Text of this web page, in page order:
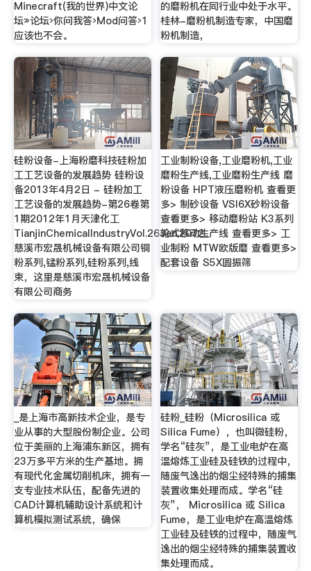
Minecraft(我的世界)中文论
坛»论坛›你问我答›Mod问答›1
应该也不会。
的磨粉机在同行业中处于水平。
桂林-磨粉机制造专家，中国磨
粉机制造，
硅粉设备-上海粉磨科技硅粉加
工工艺设备的发展趋势 硅粉设
备2013年4月2日 - 硅粉加工
工艺设备的发展趋势-第26卷第
1期2012年1月天津化工
TianjinChemicalIndustryVol.26Jan.2012。
慈溪市宏晟机械设备有限公司铜
粉系列,锰粉系列,硅粉系列,线
束，这里是慈溪市宏晟机械设备
有限公司商务
工业制粉设备,工业磨粉机,工业
磨粉生产线,工业磨粉生产线 磨
粉设备 HPT液压磨粉机 查看更
多> 制砂设备 VSI6X砂粉设备
查看更多> 移动磨粉站 K3系列
轮式移动生产线 查看更多> 工
业制粉 MTW欧版磨 查看更多>
配套设备 S5X圆振筛
_是上海市高新技术企业，是专
业从事的大型股份制企业。公司
位于美丽的上海浦东新区，拥有
23万多平方米的生产基地。拥
有现代化金属切削机床，拥有一
支专业技术队伍，配备先进的
CAD计算机辅助设计系统和计
算机模拟测试系统，确保
硅粉_硅粉（Microsilica 或
Silica Fume），也叫微硅粉，
学名“硅灰”，是工业电炉在高
温熔炼工业硅及硅铁的过程中，
随废气逸出的烟尘经特殊的捕集
装置收集处理而成。学名“硅
灰”， Microsilica 或 Silica
Fume，是工业电炉在高温熔炼
工业硅及硅铁的过程中，随废气
逸出的烟尘经特殊的捕集装置收
集处理而成。